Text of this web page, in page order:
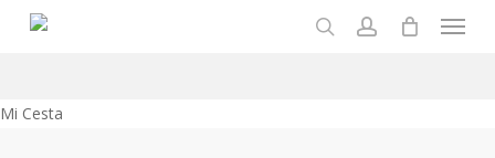
Menu
Mi Cesta